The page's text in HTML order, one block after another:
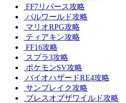
FF7リバース攻略
パルワールド攻略
マリオRPG攻略
ティアキン攻略
FF16攻略
スプラ3攻略
ポケモンSV攻略
バイオハザードRE4攻略
サンブレイク攻略
ブレスオブザワイルド攻略